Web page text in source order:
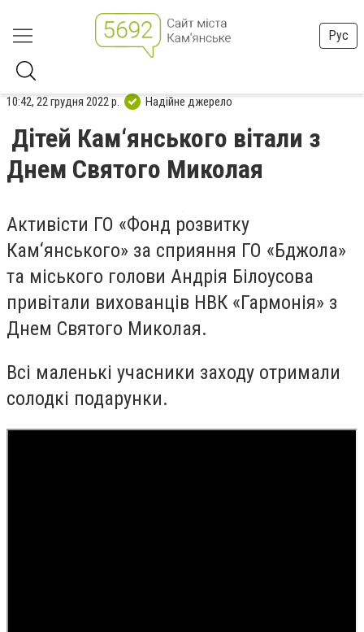
Рус
10:42, 22 грудня 2022 р. Надійне джерело
Дітей Кам‘янського вітали з
Днем Святого Миколая
Активісти ГО «Фонд розвитку
Кам‘янського» за сприяння ГО «Бджола»
та міського голови Андрія Білоусова
привітали вихованців НВК «Гармонія» з
Днем Святого Миколая.
Всі маленькі учасники заходу отримали
солодкі подарунки.